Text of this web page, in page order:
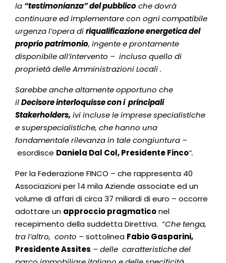
la “testimonianza” del pubblicoche dovrà
continuare ed implementare con ogni compatibile
urgenza l’opera diriqualificazione energetica del
proprio patrimonio, ingente e prontamente
disponibile all’intervento – incluso quello di
proprietà delle Amministrazioni Locali .
Sarebbe anche altamente opportuno che
ilDecisore interloquisse con i principali
Stakerholders,ivi incluse le imprese specialistiche
e superspecialistiche, che hanno una
fondamentale rilevanza in tale congiuntura –
esordisce Daniela Dal Col, Presidente Finco“.
Per la Federazione FINCO – che rappresenta 40
Associazioni per 14 mila Aziende associate ed un
volume di affari di circa 37 miliardi di euro – occorre
adottare un approccio pragmaticonel
recepimento della suddetta Direttiva. “Che tenga,
tra l’altro, conto –sottolinea Fabio Gasparini,
Presidente Assites – delle caratteristiche del